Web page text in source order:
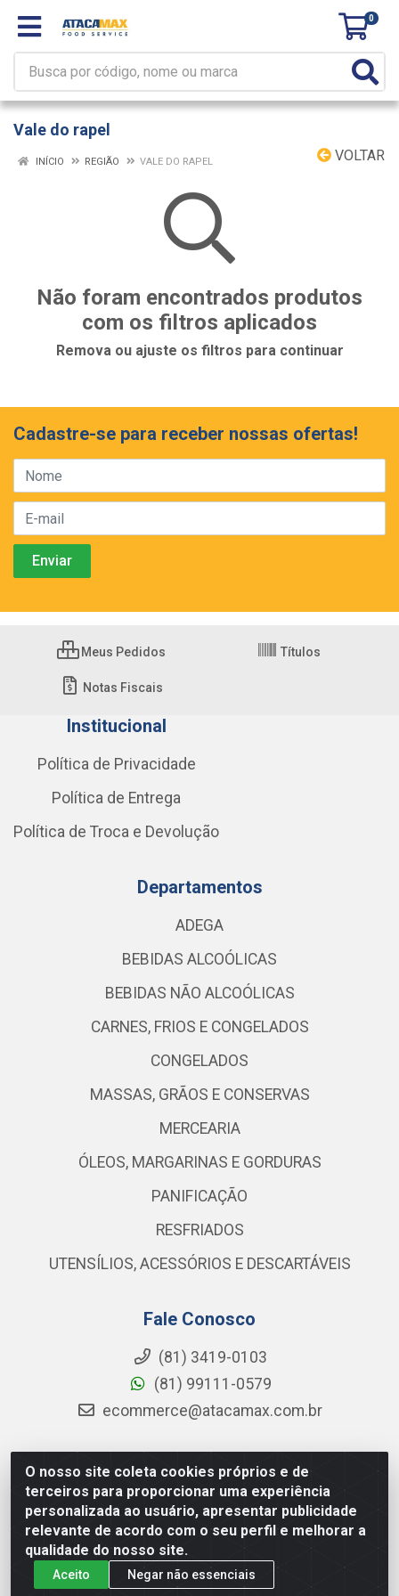
0
Vale do rapel
VOLTAR
INÍCIO REGIÃO VALE DO RAPEL
Não foram encontrados produtos
com os filtros aplicados
Remova ou ajuste os filtros para continuar
O nosso site coleta cookies próprios e de
terceiros para proporcionar uma experiência
personalizada ao usuário, apresentar publicidade
relevante de acordo com o seu perfil e melhorar a
qualidade do nosso site.
Aceito
Negar não essenciais
Cadastre-se para receber nossas ofertas!
Meus Pedidos Títulos
Notas Fiscais
Institucional
Política de Privacidade
Política de Entrega
Política de Troca e Devolução
Departamentos
ADEGA
BEBIDAS ALCOÓLICAS
BEBIDAS NÃO ALCOÓLICAS
CARNES, FRIOS E CONGELADOS
CONGELADOS
MASSAS, GRÃOS E CONSERVAS
MERCEARIA
ÓLEOS, MARGARINAS E GORDURAS
PANIFICAÇÃO
RESFRIADOS
UTENSÍLIOS, ACESSÓRIOS E DESCARTÁVEIS
Fale Conosco
(81) 3419-0103
(81) 99111-0579
ecommerce@atacamax.com.br
Atacamax Importadora de Alimentos LTDA - RODOVIA BR-
101 - SUL, KM 79,60 GP E GALPAO:D - Muribeca, Jaboatão dos
Guararapes - PE, 54355-010 - CNPJ 08.305.623/0001-84